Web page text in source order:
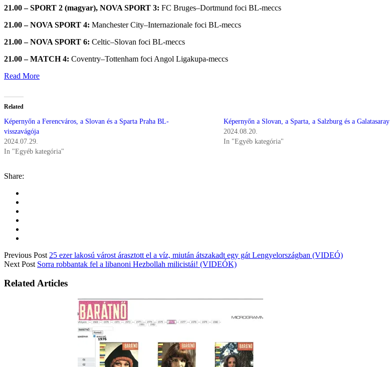
21.00 – SPORT 2 (magyar), NOVA SPORT 3: FC Bruges–Dortmund foci BL-meccs
21.00 – NOVA SPORT 4: Manchester City–Internazionale foci BL-meccs
21.00 – NOVA SPORT 6: Celtic–Slovan foci BL-meccs
21.00 – MATCH 4: Coventry–Tottenham foci Angol Ligakupa-meccs
Read More
Related
Képernyőn a Ferencváros, a Slovan és a Sparta Praha BL-
visszavágója
2024.07.29.
In "Egyéb kategória"
Képernyőn a Slovan, a Sparta, a Salzburg és a Galatasaray
2024.08.20.
In "Egyéb kategória"
Share:
Previous Post 25 ezer lakosú várost árasztott el a víz, miután átszakadt egy gát Lengyelországban (VIDEÓ)
Next Post Sorra robbantak fel a libanoni Hezbollah milicistái! (VIDEÓK)
Related Articles